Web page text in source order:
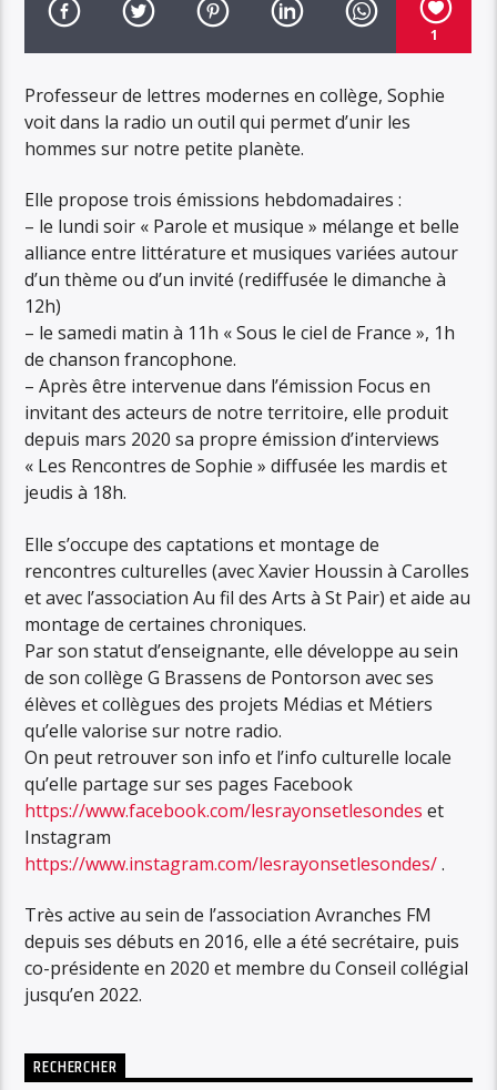
1
Professeur de lettres modernes en collège, Sophie
voit dans la radio un outil qui permet d’unir les
hommes sur notre petite planète.
Elle propose trois émissions hebdomadaires :
– le lundi soir « Parole et musique » mélange et belle
alliance entre littérature et musiques variées autour
d’un thème ou d’un invité (rediffusée le dimanche à
12h)
– le samedi matin à 11h « Sous le ciel de France », 1h
de chanson francophone.
– Après être intervenue dans l’émission Focus en
invitant des acteurs de notre territoire, elle produit
depuis mars 2020 sa propre émission d’interviews
« Les Rencontres de Sophie » diffusée les mardis et
jeudis à 18h.
Elle s’occupe des captations et montage de
rencontres culturelles (avec Xavier Houssin à Carolles
et avec l’association Au fil des Arts à St Pair) et aide au
montage de certaines chroniques.
Par son statut d’enseignante, elle développe au sein
de son collège G Brassens de Pontorson avec ses
élèves et collègues des projets Médias et Métiers
qu’elle valorise sur notre radio.
On peut retrouver son info et l’info culturelle locale
qu’elle partage sur ses pages Facebook
https://www.facebook.com/lesrayonsetlesondes et
Instagram
https://www.instagram.com/lesrayonsetlesondes/.
Très active au sein de l’association Avranches FM
depuis ses débuts en 2016, elle a été secrétaire, puis
co-présidente en 2020 et membre du Conseil collégial
jusqu’en 2022.
RECHERCHER